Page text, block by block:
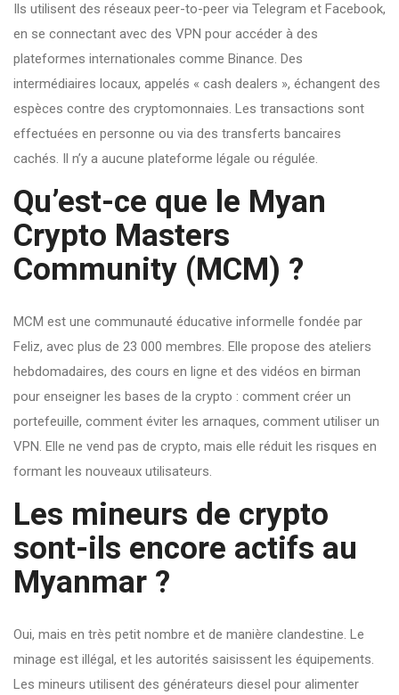
Ils utilisent des réseaux peer-to-peer via Telegram et Facebook,
en se connectant avec des VPN pour accéder à des
plateformes internationales comme Binance. Des
intermédiaires locaux, appelés « cash dealers », échangent des
espèces contre des cryptomonnaies. Les transactions sont
effectuées en personne ou via des transferts bancaires
cachés. Il n’y a aucune plateforme légale ou régulée.
Qu’est-ce que le Myan
Crypto Masters
Community (MCM) ?
MCM est une communauté éducative informelle fondée par
Feliz, avec plus de 23 000 membres. Elle propose des ateliers
hebdomadaires, des cours en ligne et des vidéos en birman
pour enseigner les bases de la crypto : comment créer un
portefeuille, comment éviter les arnaques, comment utiliser un
VPN. Elle ne vend pas de crypto, mais elle réduit les risques en
formant les nouveaux utilisateurs.
Les mineurs de crypto
sont-ils encore actifs au
Myanmar ?
Oui, mais en très petit nombre et de manière clandestine. Le
minage est illégal, et les autorités saisissent les équipements.
Les mineurs utilisent des générateurs diesel pour alimenter